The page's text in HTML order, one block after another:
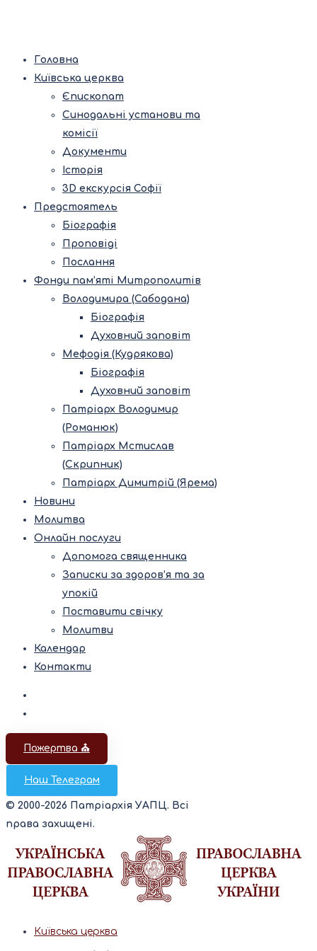
Головна
Київська церква
Єпископат
Синодальні установи та
комісії
Документи
Історія
3D екскурсія Софії
Предстоятель
Біографія
Проповіді
Послання
Фонди пам’яті Митрополитів
Володимира (Сабодана)
Біографія
Духовний заповіт
Мефодія (Кудрякова)
Біографія
Духовний заповіт
Патріарх Володимир
(Романюк)
Патріарх Мстислав
(Скрипник)
Патріарх Димитрій (Ярема)
Новини
Молитва
Онлайн послуги
Допомога священника
Записки за здоров’я та за
упокій
Поставити свічку
Молитви
Календар
Контакти
Пожертва ⛪️
Наш Телеграм
© 2000-2026 Патріархія УАПЦ. Всі
права захищені.
Київська церква